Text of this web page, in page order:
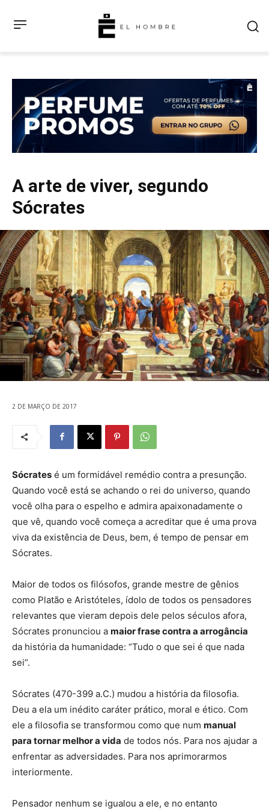
A arte de viver, segundo
Sócrates
2 DE MARÇO DE 2017
Sócrates é um formidável remédio contra a presunção.
Quando você está se achando o rei do universo, quando
você olha para o espelho e admira apaixonadamente o
que vê, quando você começa a acreditar que é uma prova
viva da existência de Deus, bem, é tempo de pensar em
Sócrates.
Maior de todos os filósofos, grande mestre de gênios
como Platão e Aristóteles, ídolo de todos os pensadores
relevantes que vieram depois dele pelos séculos afora,
Sócrates pronunciou a maior frase contra a arrogância
da história da humanidade: “Tudo o que sei é que nada
sei”.
Sócrates (470-399 a.C.) mudou a história da filosofia.
Deu a ela um inédito caráter prático, moral e ético. Com
ele a filosofia se transformou como que num manual
para tornar melhor a vida de todos nós. Para nos ajudar a
enfrentar as adversidades. Para nos aprimorarmos
interiormente.
Pensador nenhum se igualou a ele, e no entanto